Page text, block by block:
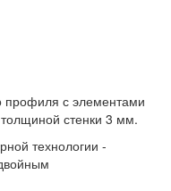
профиля с элементами
стенки 3 мм.
технологии -